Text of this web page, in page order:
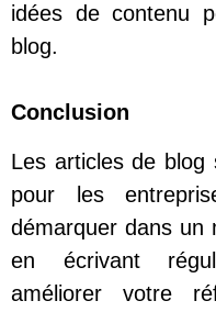
idées de contenu
blog.
Conclusion
Les articles de blog
pour les
démarquer dans un
en écrivant
améliorer votre